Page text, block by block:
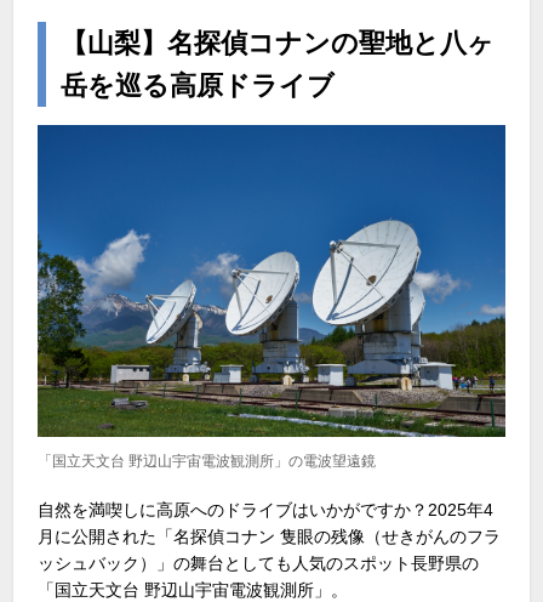
【山梨】名探偵コナンの聖地と八ヶ
岳を巡る高原ドライブ
「国立天文台 野辺山宇宙電波観測所」の電波望遠鏡
自然を満喫しに高原へのドライブはいかがですか？ 2025年4
月に公開された「名探偵コナン 隻眼の残像（せきがんのフラ
ッシュバック）」の舞台としても人気のスポット長野県の
「国立天文台 野辺山宇宙電波観測所」。